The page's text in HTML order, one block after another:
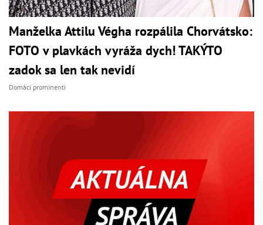
Manželka Attilu Végha rozpálila Chorvátsko:
FOTO v plavkách vyráža dych! TAKÝTO
zadok sa len tak nevidí
Domáci prominenti